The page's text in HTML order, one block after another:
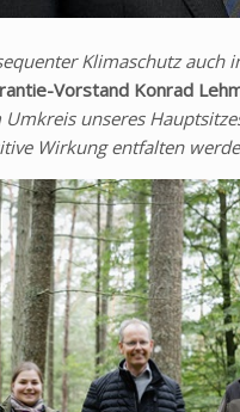
Klimaschutz
Vorstand Konrad
unseres
Wirkung entfalten